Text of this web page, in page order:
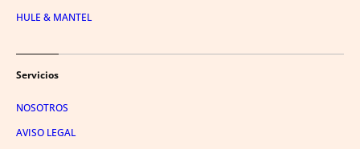
HULE & MANTEL
Servicios
NOSOTROS
AVISO LEGAL